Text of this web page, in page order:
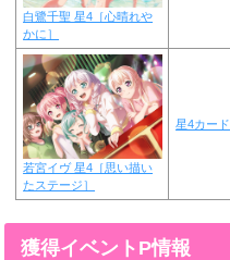
白鷺千聖 星4［心晴れや
かに］
若宮イヴ 星4［思い描い
たステージ］
星4カード
獲得イベントP情報